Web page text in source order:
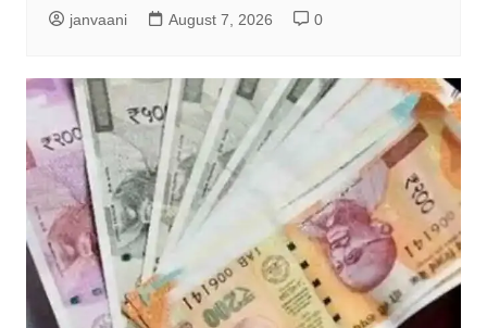
janvaani August 7, 2026 0